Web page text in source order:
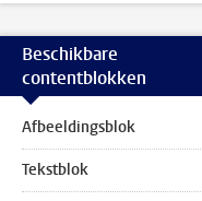
Beschikbare
contentblokken
Afbeeldingsblok
Tekstblok